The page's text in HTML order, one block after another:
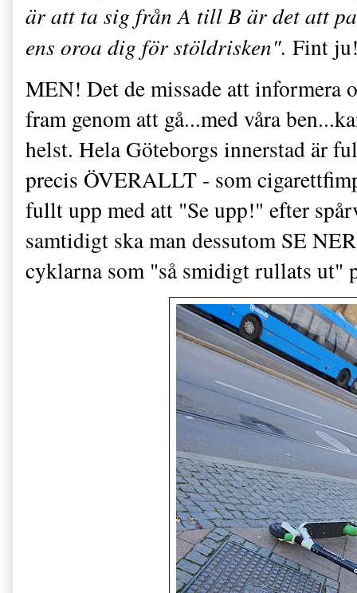
är att ta sig från A till B är det att
ens oroa dig för stöldrisken". Fint
MEN! Det de missade att informera
fram genom att gå...med våra
helst. Hela Göteborgs innerstad är
precis ÖVERALLT - som
fullt upp med att "Se upp!" efter
samtidigt ska man dessutom SE
cyklarna som "så smidigt rullats ut"